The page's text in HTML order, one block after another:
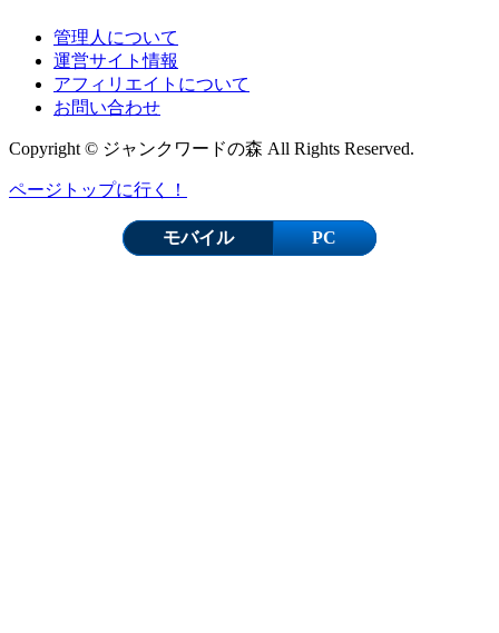
管理人について
運営サイト情報
アフィリエイトについて
お問い合わせ
Copyright © ジャンクワードの森 All Rights Reserved.
ページトップに行く！
モバイル PC